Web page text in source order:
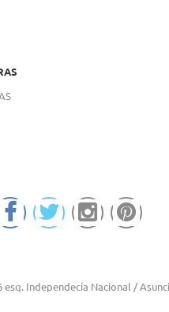
esq. Independecia Nacional /